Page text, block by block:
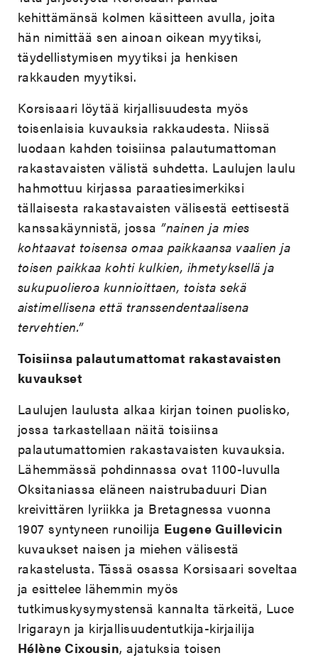
kehittämänsä kolmen käsitteen avulla, joita
hän nimittää sen ainoan oikean myytiksi,
täydellistymisen myytiksi ja henkisen
rakkauden myytiksi.
Korsisaari löytää kirjallisuudesta myös
toisenlaisia kuvauksia rakkaudesta. Niissä
luodaan kahden toisiinsa palautumattoman
rakastavaisten välistä suhdetta. Laulujen laulu
hahmottuu kirjassa paraatiesimerkiksi
tällaisesta rakastavaisten välisestä eettisestä
kanssakäynnistä, jossa ”nainen ja mies
kohtaavat toisensa omaa paikkaansa vaalien ja
toisen paikkaa kohti kulkien, ihmetyksellä ja
sukupuolieroa kunnioittaen, toista sekä
aistimellisena että transsendentaalisena
tervehtien.”
Toisiinsa palautumattomat rakastavaisten
kuvaukset
Laulujen laulusta alkaa kirjan toinen puolisko,
jossa tarkastellaan näitä toisiinsa
palautumattomien rakastavaisten kuvauksia.
Lähemmässä pohdinnassa ovat 1100-luvulla
Oksitaniassa eläneen naistrubaduuri Dian
kreivittären lyriikka ja Bretagnessa vuonna
1907 syntyneen runoilija Eugene Guillevicin
kuvaukset naisen ja miehen välisestä
rakastelusta. Tässä osassa Korsisaari soveltaa
ja esittelee lähemmin myös
tutkimuskysymystensä kannalta tärkeitä, Luce
Irigarayn ja kirjallisuudentutkija-kirjailija
Hélène Cixousin, ajatuksia toisen